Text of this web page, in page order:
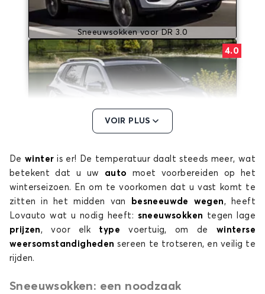
Sneeuwsokken voor DR 3.0
4.0
Sneeuwsokken voor DR 4.0
5.0
VOIR PLUS
De winteris er! De temperatuur daalt steeds meer, wat
betekent dat u uw auto moet voorbereiden op het
winterseizoen. En om te voorkomen dat u vast komt te
zitten in het midden van
besneeuwde wegen, heeft
Lovauto wat u nodig heeft: sneeuwsokken tegen lage
prijzen, voor elk typevoertuig, om de winterse
weersomstandighedensereen te trotseren, en veilig te
rijden.
Sneeuwsokken: een noodzaak